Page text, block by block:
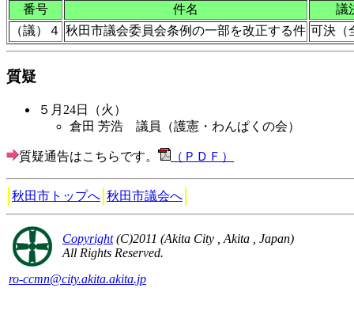
番号 件名
議
（議）４ 秋田市議会委員会条例の一部を改正する件 可決（
質疑
５月24日（火）
倉田 芳浩 議員（護憲・わんぱくの会）
質疑通告はこちらです。 （ＰＤＦ）
秋田市トップへ 秋田市議会へ
Copyright(C)2011 (Akita City , Akita , Japan)
All Rights Reserved.
ro-ccmn@city.akita.akita.jp